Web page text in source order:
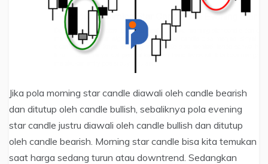
Jika pola morning star candle diawali oleh candle bearish
dan ditutup oleh candle bullish, sebaliknya pola evening
star candle justru diawali oleh candle bullish dan ditutup
oleh candle bearish. Morning star candle bisa kita temukan
saat harga sedang turun atau downtrend. Sedangkan